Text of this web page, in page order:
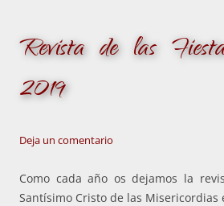
Revista de las
2019
Deja un comentario
Como cada año os dejamos la
Santísimo Cristo de las